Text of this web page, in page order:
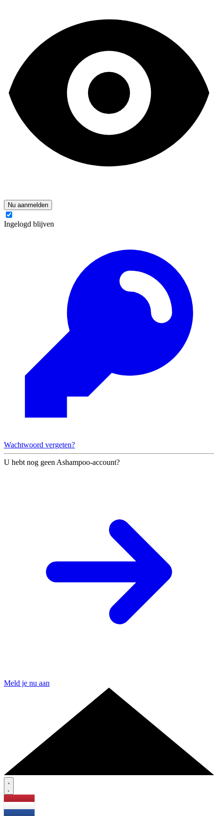
Nu aanmelden
Ingelogd blijven
Wachtwoord vergeten?
U hebt nog geen Ashampoo-account?
Meld je nu aan